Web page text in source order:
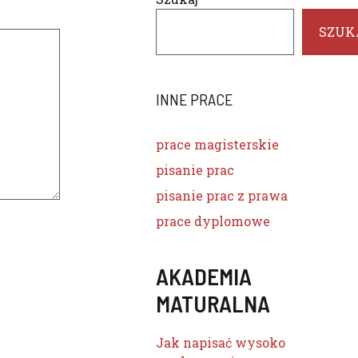
INNE PRACE
prace magisterskie
pisanie prac
pisanie prac z prawa
prace dyplomowe
AKADEMIA
MATURALNA
Jak napisać wysoko